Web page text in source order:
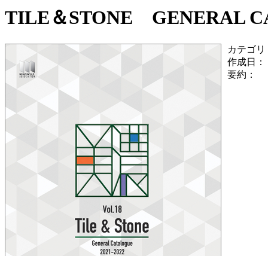
TILE＆STONE GENERAL
カテゴリ
作成日：
要約：